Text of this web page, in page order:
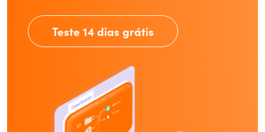
Teste 14 dias grátis